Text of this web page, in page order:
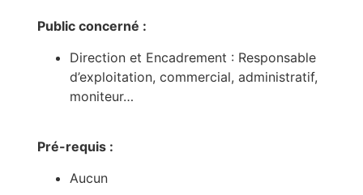
Public concerné :
Direction et Encadrement : Responsable
d’exploitation, commercial, administratif,
moniteur…
Pré-requis :
Aucun